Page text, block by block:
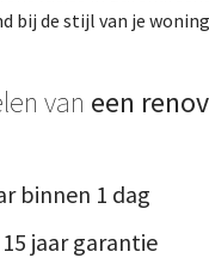
bij de stijl van je
van een
binnen 1 dag
jaar garantie